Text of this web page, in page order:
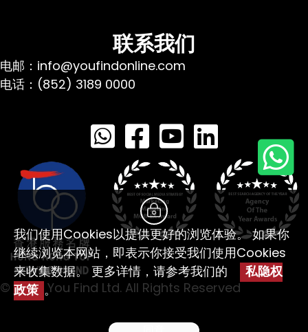
联系我们
电邮：info@youfindonline.com
电话：(852) 3189 0000
© 2026 You Find Ltd. All Rights Reserved
我们使用Cookies以提供更好的浏览体验。 如果你
继续浏览本网站，即表示你接受我们使用Cookies
来收集数据。 更多详情，请参考我们的
私隐权
政策 。